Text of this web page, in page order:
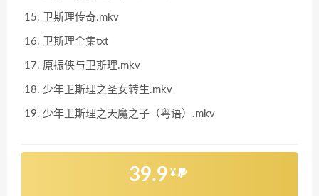
卫斯理传奇.mkv
卫斯理全集txt
原振侠与卫斯理.mkv
少年卫斯理之圣女转生.mkv
少年卫斯理之天魔之子（粤语）.mkv
39.9 ¥